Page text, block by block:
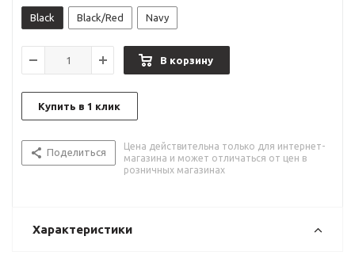
Black Black/Red Navy
В корзину
Купить в 1 клик
Поделиться
Цена действительна только для интернет-
магазина и может отличаться от цен в
розничных магазинах
Характеристики